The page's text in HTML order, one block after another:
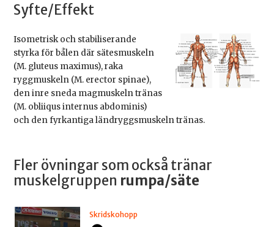
Syfte/Effekt
Isometrisk och stabiliserande
styrka för bålen där sätesmuskeln
(M. gluteus maximus), raka
ryggmuskeln (M. erector spinae),
den inre sneda magmuskeln tränas
(M. obliiqus internus abdominis)
och den fyrkantiga ländryggsmuskeln tränas.
Fler övningar som också tränar
muskelgruppen rumpa/säte
Skridskohopp